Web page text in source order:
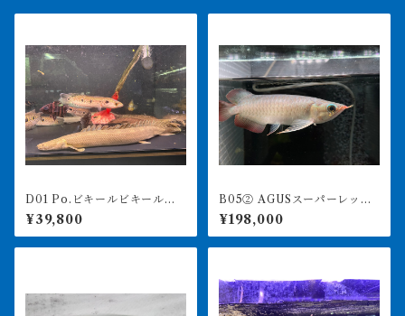
D01 Po.ビキールビキール
カミハタ 58㎝前後 買取個
体
¥39,800
B05② AGUSスーパーレッド
F4 20㎝前後 PT.ARWANA
LESTARI アジアアロワナ 紅
龍 260-005129
¥198,000